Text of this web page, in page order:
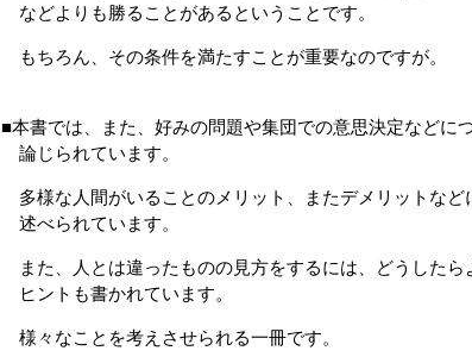
などよりも勝ることがあるということです。
もちろん、その条件を満たすことが重要なのですが。
■本書では、また、好みの問題や集団での意思決定などにつ
論じられています。
多様な人間がいることのメリット、またデメリットなど
述べられています。
また、人とは違ったものの見方をするには、どうしたら
ヒントも書かれています。
様々なことを考えさせられる一冊です。